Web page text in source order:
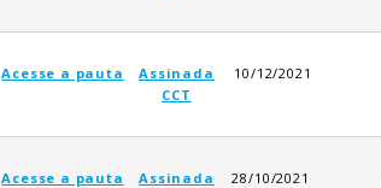
Acesse a pauta
Assinada
CCT
10/12/2021
Acesse a pauta
Assinada
28/10/2021